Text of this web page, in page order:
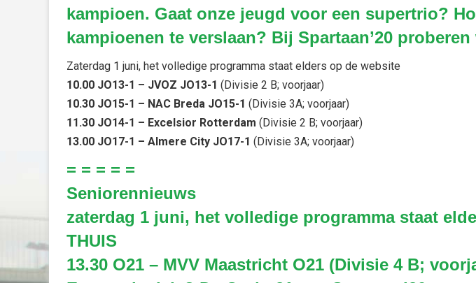
kampioen. Gaat onze jeugd voor een supertrio?
kampioenen te verslaan? Bij Spartaan’20
Zaterdag 1 juni, het volledige programma staat elders op de website
10.00 JO13-1 – JVOZ JO13-1 (Divisie 2 B; voorjaar)
10.30 JO15-1 – NAC Breda JO15-1 (Divisie 3A; voorjaar)
11.30 JO14-1 – Excelsior Rotterdam (Divisie 2 B; voorjaar)
13.00 JO17-1 – Almere City JO17-1 (Divisie 3A; voorjaar)
= = = = =
Seniorennieuws
zaterdag 1 juni, het volledige programma staat
THUIS
13.30 O21 – MVV Maastricht O21 (Divisie 4 B;